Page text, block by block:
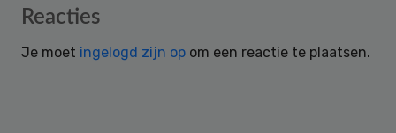
Reader
Reacties
Je moet ingelogd zijn op om een reactie te plaatsen.